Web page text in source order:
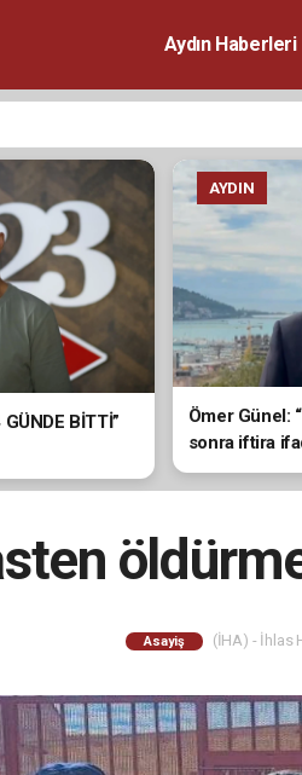
Aydın Haberleri
BİTTİ”
AYDIN
Ömer Günel:
sonra iftira
Asayiş (İHA) - İhlas